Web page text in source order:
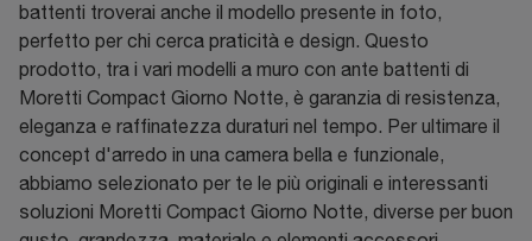
battenti troverai anche il modello presente in foto,
perfetto per chi cerca praticità e design. Questo
prodotto, tra i vari modelli a muro con ante battenti di
Moretti Compact Giorno Notte, è garanzia di resistenza,
eleganza e raffinatezza duraturi nel tempo. Per ultimare il
concept d'arredo in una camera bella e funzionale,
abbiamo selezionato per te le più originali e interessanti
soluzioni Moretti Compact Giorno Notte, diverse per buon